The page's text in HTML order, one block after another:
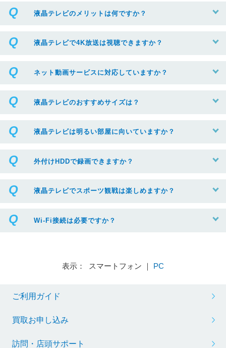
液晶テレビのメリットは何ですか？
液晶テレビで4K放送は視聴できますか？
ネット動画サービスに対応していますか？
液晶テレビのおすすめサイズは？
液晶テレビは明るい部屋に向いていますか？
外付けHDDで録画できますか？
液晶テレビでスポーツ観戦は楽しめますか？
Wi-Fi接続は必要ですか？
表示： スマートフォン ｜ PC
ご利用ガイド
買取お申し込み
訪問・店頭サポート